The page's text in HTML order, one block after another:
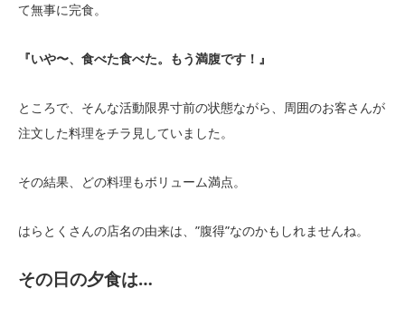
て無事に完食。
『いや〜、食べた食べた。もう満腹です！』
ところで、そんな活動限界寸前の状態ながら、周囲のお客さんが
注文した料理をチラ見していました。
その結果、どの料理もボリューム満点。
はらとくさんの店名の由来は、”腹得”なのかもしれませんね。
その日の夕食は…